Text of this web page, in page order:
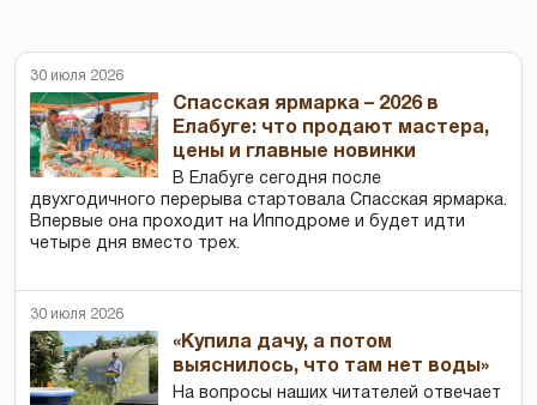
30 июля 2026
Спасская ярмарка – 2026 в
Елабуге: что продают мастера,
цены и главные новинки
В Елабуге сегодня после
двухгодичного перерыва стартовала Спасская ярмарка.
Впервые она проходит на Ипподроме и будет идти
четыре дня вместо трех.
30 июля 2026
«Купила дачу, а потом
выяснилось, что там нет воды»
На вопросы наших читателей отвечает